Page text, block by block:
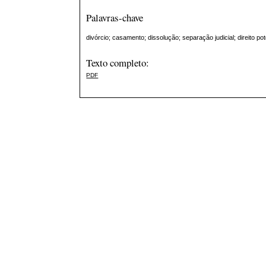
Palavras-chave
divórcio; casamento; dissolução; separação judicial; direito
Texto completo:
PDF